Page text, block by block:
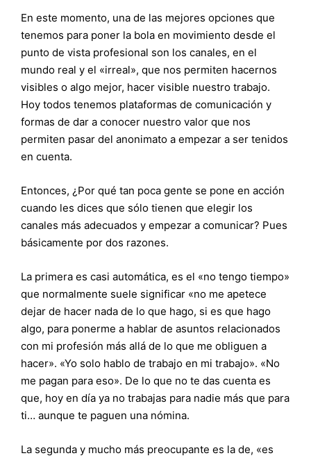
En este momento, una de las mejores opciones que
tenemos para poner la bola en movimiento desde el
punto de vista profesional son los canales, en el
mundo real y el «irreal», que nos permiten hacernos
visibles o algo mejor, hacer visible nuestro trabajo.
Hoy todos tenemos plataformas de comunicación y
formas de dar a conocer nuestro valor que nos
permiten pasar del anonimato a empezar a ser tenidos
en cuenta.
Entonces, ¿Por qué tan poca gente se pone en acción
cuando les dices que sólo tienen que elegir los
canales más adecuados y empezar a comunicar? Pues
básicamente por dos razones.
La primera es casi automática, es el «no tengo tiempo»
que normalmente suele significar «no me apetece
dejar de hacer nada de lo que hago, si es que hago
algo, para ponerme a hablar de asuntos relacionados
con mi profesión más allá de lo que me obliguen a
hacer». «Yo solo hablo de trabajo en mi trabajo». «No
me pagan para eso». De lo que no te das cuenta es
que, hoy en día ya no trabajas para nadie más que para
ti… aunque te paguen una nómina.
La segunda y mucho más preocupante es la de, «es